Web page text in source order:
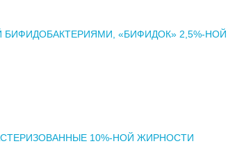
«БИФИДОК» 2,5%-НОЙ
10%-НОЙ ЖИРНОСТИ